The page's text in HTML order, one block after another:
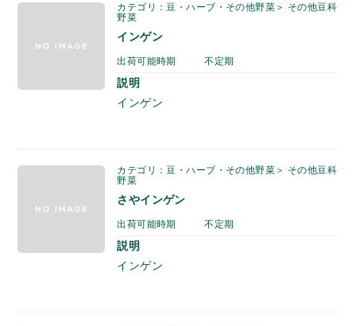
カテゴリ：豆・ハーブ・その他野菜＞ その他豆科
野菜
インゲン
出荷可能時期 不定期
説明
インゲン
カテゴリ：豆・ハーブ・その他野菜＞ その他豆科
野菜
さやインゲン
出荷可能時期 不定期
説明
インゲン